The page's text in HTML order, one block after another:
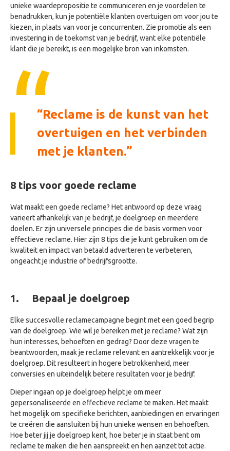
unieke waardepropositie te communiceren en je voordelen te
benadrukken, kun je potentiële klanten overtuigen om voor jou te
kiezen, in plaats van voor je concurrenten. Zie promotie als een
investering in de toekomst van je bedrijf, want elke potentiële
klant die je bereikt, is een mogelijke bron van inkomsten.
Reclame is de kunst van het
overtuigen en het verbinden
met je klanten.
8 tips voor goede reclame
Wat maakt een goede reclame? Het antwoord op deze vraag
varieert afhankelijk van je bedrijf, je doelgroep en meerdere
doelen. Er zijn universele principes die de basis vormen voor
effectieve reclame. Hier zijn 8 tips die je kunt gebruiken om de
kwaliteit en impact van betaald adverteren te verbeteren,
ongeacht je industrie of bedrijfsgrootte.
1. Bepaal je doelgroep
Elke succesvolle reclamecampagne begint met een goed begrip
van de doelgroep. Wie wil je bereiken met je reclame? Wat zijn
hun interesses, behoeften en gedrag? Door deze vragen te
beantwoorden, maak je reclame relevant en aantrekkelijk voor je
doelgroep. Dit resulteert in hogere betrokkenheid, meer
conversies en uiteindelijk betere resultaten voor je bedrijf.
Dieper ingaan op je doelgroep helpt je om meer
gepersonaliseerde en effectieve reclame te maken. Het maakt
het mogelijk om specifieke berichten, aanbiedingen en ervaringen
te creëren die aansluiten bij hun unieke wensen en behoeften.
Hoe beter jij je doelgroep kent, hoe beter je in staat bent om
reclame te maken die hen aanspreekt en hen aanzet tot actie.